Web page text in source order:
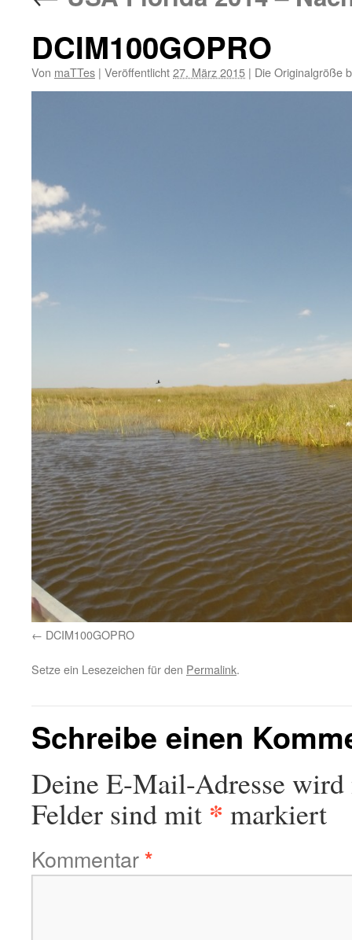
DCIM100GOPRO
Von maTTes | Veröffentlicht27. März 2015 | Die Originalgröße
DCIM100GOPRO
Setze ein Lesezeichen für den Permalink.
Schreibe einen
Deine E-Mail-Adresse
Felder sind mit * markiert
Kommentar*